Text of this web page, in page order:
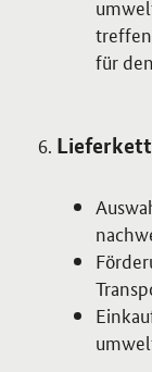
treffen
für